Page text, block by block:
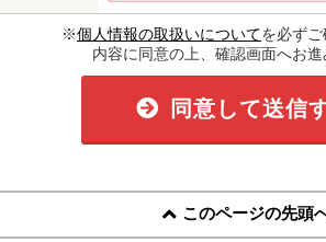
※個人情報の取扱いについてを必ずご
内容に同意の上、確認画面へお進
同意して送信
このページの先頭